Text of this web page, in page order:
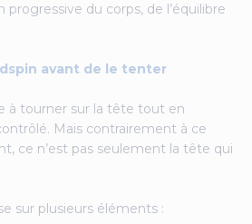
progressive du corps, de l’équilibre
avant de le tenter
à tourner sur la tête tout en
Mais contrairement à ce
ce n’est pas seulement la tête qui
sur plusieurs éléments :